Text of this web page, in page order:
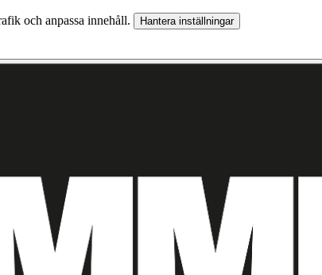
och anpassa innehåll. Hantera inställningar